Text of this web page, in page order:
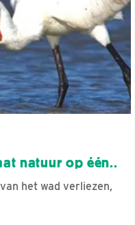
natuur op één..
het wad verliezen,